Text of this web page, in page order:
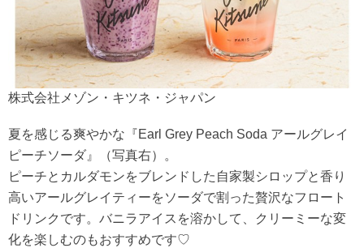
株式会社メゾン・キツネ・ジャパン
夏を感じる爽やかな『Earl Grey Peach Soda アールグレイ
ピーチソーダ』（写真右）。
ピーチとカルダモンをブレンドした自家製シロップと香り
高いアールグレイティーをソーダで割った贅沢なフロート
ドリンクです。バニラアイスを溶かして、クリーミーな変
化を楽しむのもおすすめです♡